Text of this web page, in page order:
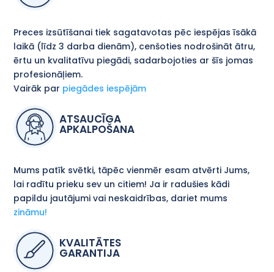
Preces izsūtīšanai tiek sagatavotas pēc iespējas īsākā
laikā (līdz 3 darba dienām), cenšoties nodrošināt ātru,
ērtu un kvalitatīvu piegādi, sadarbojoties ar šīs jomas
profesionāļiem.
Vairāk par piegādes iespējām
ATSAUCĪGA
APKALPOŠANA
Mums patīk svētki, tāpēc vienmēr esam atvērti Jums,
lai radītu prieku sev un citiem! Ja ir radušies kādi
papildu jautājumi vai neskaidrības, dariet mums
zināmu!
KVALITĀTES
GARANTIJA